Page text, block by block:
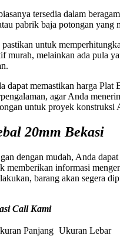
tersedia dalam
pabrik baja potongan yang
untuk
murah, melainkan ada pula
dapat memastikan harga
agar Anda
untuk proyek konstruksi
20mm Bekasi
dengan mudah, Anda
informasi
barang akan segera
Call Kami
Panjang Ukuran Lebar